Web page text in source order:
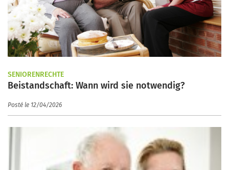
SENIORENRECHTE
Beistandschaft: Wann wird sie notwendig?
Posté le 12/04/2026